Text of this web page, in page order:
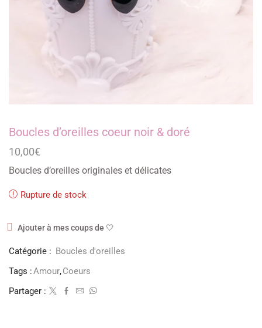
Boucles d’oreilles coeur noir & doré
10,00€
Boucles d’oreilles originales et délicates
Rupture de stock
Ajouter à mes coups de 🤍
Catégorie : Boucles d'oreilles
Tags :Amour,Coeurs
Partager :